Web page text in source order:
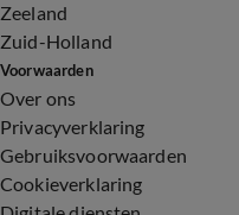
Zeeland
Zuid-Holland
Voorwaarden
Over ons
Privacyverklaring
Gebruiksvoorwaarden
Cookieverklaring